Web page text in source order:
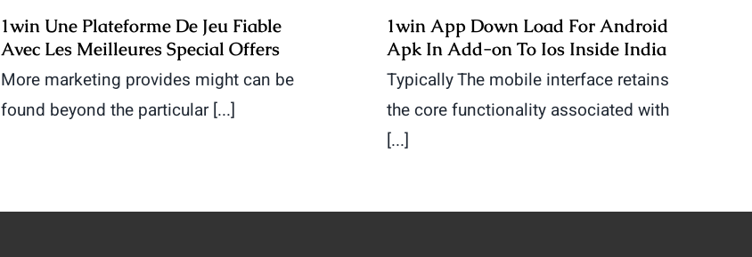
1win Une Plateforme De Jeu Fiable
Avec Les Meilleures Special Offers
More marketing provides might can be
found beyond the particular [...]
1win App Down Load For Android
Apk In Add-on To Ios Inside India
Typically The mobile interface retains
the core functionality associated with
[...]